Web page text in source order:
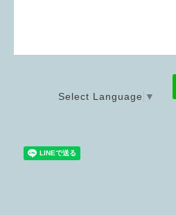
Select Language ▼